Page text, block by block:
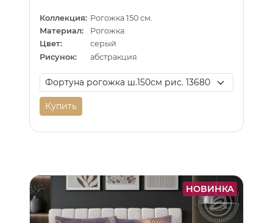
Коллекция: Рогожка 150 см.
Материал:
Рогожка
Цвет:
серый
Рисунок:
абстракция
Купить
НОВИНКА